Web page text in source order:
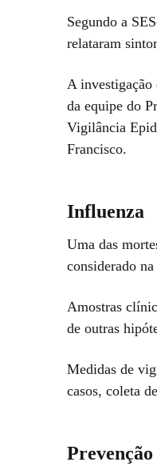
Segundo a
relataram
A investigação
da equipe do
Vigilância
Francisco.
Influenza
Uma das
considerado
Amostras
de outras
Medidas de
casos, coleta
Prevenção